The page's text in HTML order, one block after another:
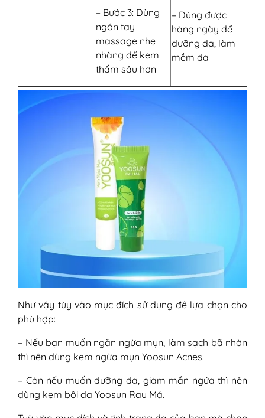
– Bước 3: Dùng
ngón tay
massage nhẹ
nhàng để kem
thấm sâu hơn
– Dùng được
hàng ngày để
dưỡng da, làm
mềm da
Như vậy tùy vào mục đích sử dụng để lựa chọn cho
phù hợp:
– Nếu bạn muốn ngăn ngừa mụn, làm sạch bã nhờn
thì nên dùng kem ngừa mụn Yoosun Acnes.
– Còn nếu muốn dưỡng da, giảm mẩn ngứa thì nên
dùng kem bôi da Yoosun Rau Má.